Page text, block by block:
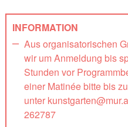
INFORMATION
Aus organisatorischen
wir um Anmeldung bis
Stunden vor
einer Matinée bitte bis
unter
262787